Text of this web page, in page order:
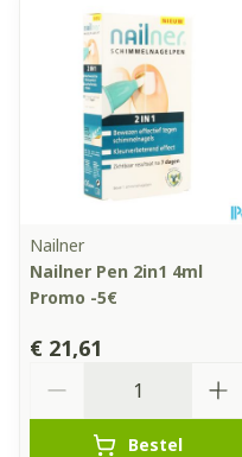
Nailner
Nailner Pen 2in1 4ml
Promo -5€
€ 21,61
Bestel